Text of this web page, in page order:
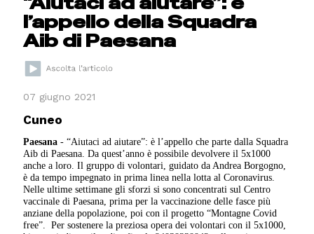
l’appello della Squadra
Aib di Paesana
07 giugno 2021
Cuneo
Paesana- “Aiutaci ad aiutare”: è l’appello che parte dalla Squadra
Aib di Paesana. Da quest’anno è possibile devolvere il 5x1000
anche a loro. Il gruppo di volontari, guidato da Andrea Borgogno,
è da tempo impegnato in prima linea nella lotta al Coronavirus.
Nelle ultime settimane gli sforzi si sono concentrati sul Centro
vaccinale di Paesana, prima per la vaccinazione delle fasce più
anziane della popolazione, poi con il progetto “Montagne Covid
free”. Per sostenere la preziosa opera dei volontari con il 5x1000,